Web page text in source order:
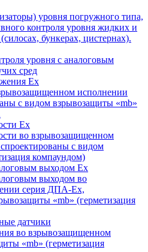
уровня погружного типа,
контроля уровня жидких и
бункерах, цистернах).
уровня с аналоговым
сред
Ех
исполнении
с видом взрывозащиты «mb»
Ех
во взрывозащищенном
с видом
компаундом)
выходом Ех
выходом во
серия ДПА-Ех,
«mb» (герметизация
датчики
во взрывозащищенном
«mb» (герметизация